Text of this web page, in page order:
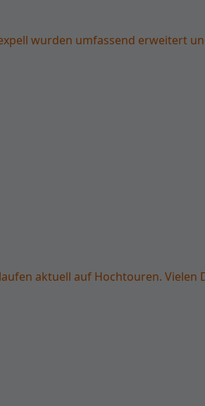
wurden umfassend erweitert
aktuell auf Hochtouren. Vielen